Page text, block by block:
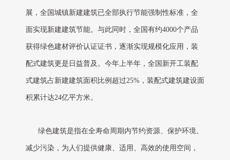
展，全国城镇新建建筑已全部执行节能强制性标准，全
面实现新建建筑节能。与此同时，全国有约4000个产品
获得绿色建材评价认证证书，逐渐实现规模化应用，装
配式建筑更是日益普及。今年上半年，全国新开工装配
式建筑占新建建筑面积比例超过25%，装配式建筑建设面
积累计达24亿平方米。
绿色建筑是指在全寿命周期内节约资源、保护环境、
减少污染，为人们提供健康、适用、高效的使用空间，